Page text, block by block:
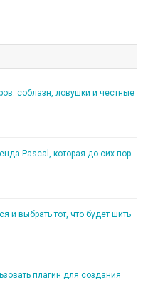
соблазн, ловушки и честные
Pascal, которая до сих пор
и выбрать тот, что будет шить
плагин для создания